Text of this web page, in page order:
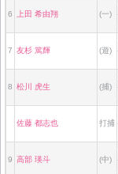
6 上田 希由翔 (一)
7 友杉 篤輝 (遊)
8 松川 虎生 (捕)
佐藤 都志也 打捕
9 高部 瑛斗 (中)